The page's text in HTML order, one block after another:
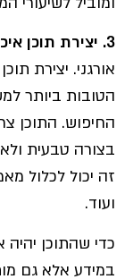
3. יצירת תוכן איכותי ומותאם
אורגני. יצירת
הטובות ביותר
החיפוש. התוכן
בצורה טבעית
זה יכול לכלול
ועוד.
כדי שהתוכן יהיה
במידע אלא גם